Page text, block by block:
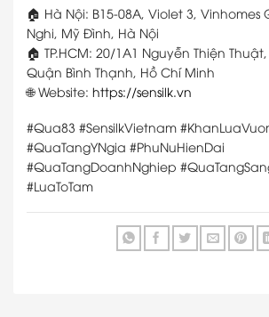
🏠 Hà Nội: B15-08A, Violet 3,
Nghi, Mỹ Đình, Hà Nội
🏠 TP.HCM: 20/1A1 Nguyễn Thiện
Quận Bình Thạnh, Hồ Chí Minh
🌐 Website: https://sensilk.vn
#Qua83 #SensilkVietnam
#QuaTangYNgia #PhuNuHienDai
#QuaTangDoanhNghiep
#LuaToTam